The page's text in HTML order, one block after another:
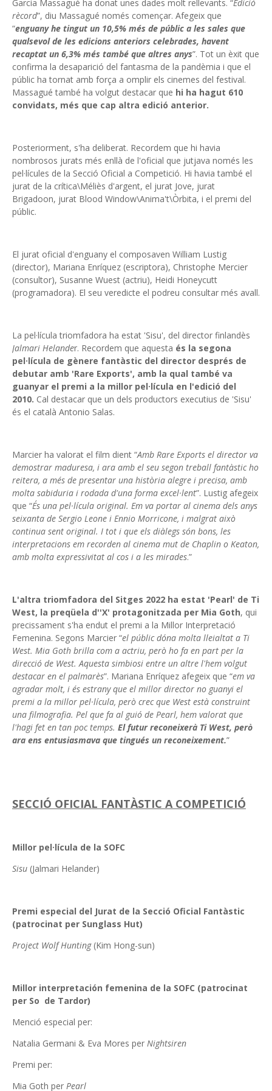
Garcia Massagué ha donat unes dades molt rellevants. “Edició
rècord”, diu Massagué només començar. Afegeix que
“enguany he tingut un 10,5% més de públic a les sales que
qualsevol de les edicions anteriors celebrades, havent
recaptat un 6,3% més també que altres anys”. Tot un èxit que
confirma la desaparició del fantasma de la pandèmia i que el
públic ha tornat amb força a omplir els cinemes del festival.
Massagué també ha volgut destacar que hi ha hagut 610
convidats, més que cap altra edició anterior.
Posteriorment, s'ha deliberat. Recordem que hi havia
nombrosos jurats més enllà de l'oficial que jutjava només les
pel·lícules de la Secció Oficial a Competició. Hi havia també el
jurat de la crítica\Méliès d'argent, el jurat Jove, jurat
Brigadoon, jurat Blood Window\Anima't\Òrbita, i el premi del
públic.
El jurat oficial d'enguany el composaven William Lustig
(director), Mariana Enríquez (escriptora), Christophe Mercier
(consultor), Susanne Wuest (actriu), Heidi Honeycutt
(programadora). El seu veredicte el podreu consultar més avall.
La pel·lícula triomfadora ha estat 'Sisu', del director finlandès
Jalmari Helander. Recordem que aquesta és la segona
pel·lícula de gènere fantàstic del director després de
debutar amb 'Rare Exports', amb la qual també va
guanyar el premi a la millor pel·lícula en l'edició del
2010. Cal destacar que un dels productors executius de 'Sisu'
és el català Antonio Salas.
Marcier ha valorat el film dient “Amb Rare Exports el director va
demostrar maduresa, i ara amb el seu segon treball fantàstic ho
reitera, a més de presentar una història alegre i precisa, amb
molta sabiduria i rodada d'una forma excel·lent”. Lustig afegeix
que “És una pel·lícula original. Em va portar al cinema dels anys
seixanta de Sergio Leone i Ennio Morricone, i malgrat això
continua sent original. I tot i que els diàlegs són bons, les
interpretacions em recorden al cinema mut de Chaplin o Keaton,
amb molta expressivitat al cos i a les mirades.”
L'altra triomfadora del Sitges 2022 ha estat 'Pearl' de Ti
West, la preqüela d''X' protagonitzada per Mia Goth, qui
precissament s'ha endut el premi a la Millor Interpretació
Femenina. Segons Marcier “el públic dóna molta lleialtat a Ti
West. Mia Goth brilla com a actriu, però ho fa en part per la
direcció de West. Aquesta simbiosi entre un altre l'hem volgut
destacar en el palmarès”. Mariana Enríquez afegeix que “em va
agradar molt, i és estrany que el millor director no guanyi el
premi a la millor pel·lícula, però crec que West està construint
una filmografia. Pel que fa al guió de Pearl, hem valorat que
l'hagi fet en tan poc temps. El futur reconeixerà Ti West, però
ara ens entusiasmava que tingués un reconeixement.”
SECCIÓ OFICIAL FANTÀSTIC A COMPETICIÓ
Millor pel·lícula de la SOFC
Sisu (Jalmari Helander)
Premi especial del Jurat de la Secció Oficial Fantàstic
(patrocinat per Sunglass Hut)
Project Wolf Hunting(Kim Hong-sun)
Millor interpretación femenina de la SOFC (patrocinat
per So de Tardor)
Menció especial per:
Natalia Germani & Eva Mores per Nightsiren
Premi per:
Mia Goth per Pearl